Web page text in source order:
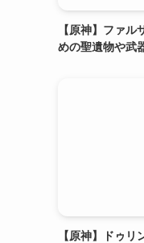
【原神】ファ
めの聖遺物や武
【原神】ドゥ